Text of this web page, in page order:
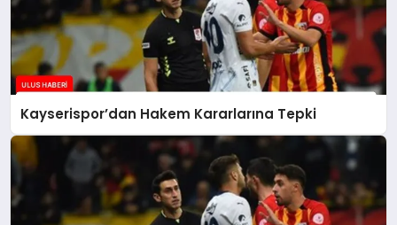
Kayserispor’dan Hakem Kararlarına Tepki